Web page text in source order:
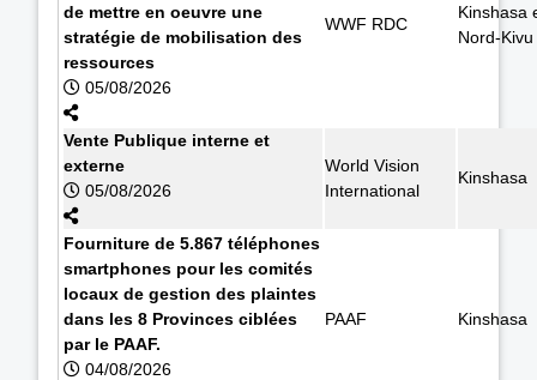
de mettre en oeuvre une
stratégie de mobilisation des
ressources
05/08/2026
WWF RDC
Kinshasa
Nord-Kivu
Vente Publique interne et
externe
05/08/2026
World Vision
International
Kinshasa
Fourniture de 5.867 téléphones
smartphones pour les comités
locaux de gestion des plaintes
dans les 8 Provinces ciblées
par le PAAF.
04/08/2026
PAAF Kinshasa